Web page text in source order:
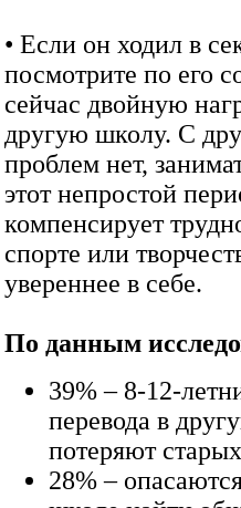
• Если он ходил в
посмотрите по его
сейчас двойную
другую школу. С
проблем нет,
этот непростой
компенсирует
спорте или
увереннее в себе.
По данным
39% – 8-12-
перевода в
потеряют
28% –